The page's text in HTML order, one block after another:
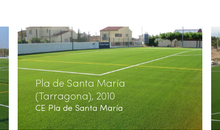
Pla de Santa María
(Tarragona), 2010
CE Pla de Santa María